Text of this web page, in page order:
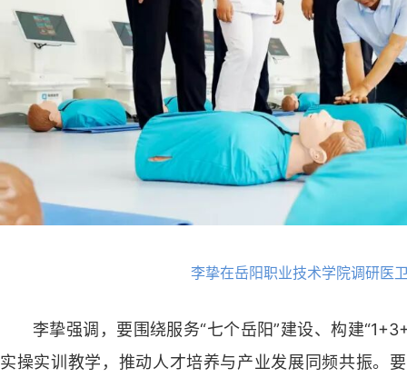
李挚在岳阳职业技术学院调研医
李挚强调，要围绕服务“七个岳阳”建设、构建
实操实训教学，推动人才培养与产业发展同频共振。